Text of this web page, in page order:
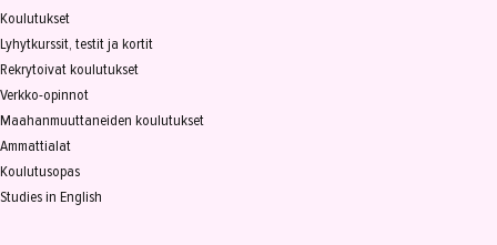
Koulutukset
Lyhytkurssit, testit ja kortit
Rekrytoivat koulutukset
Verkko-opinnot
Maahanmuuttaneiden koulutukset
Ammattialat
Koulutusopas
Studies in English